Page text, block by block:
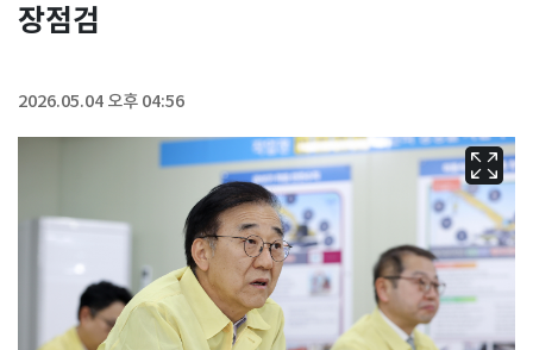
장점검
2026.05.04 오후 04:56